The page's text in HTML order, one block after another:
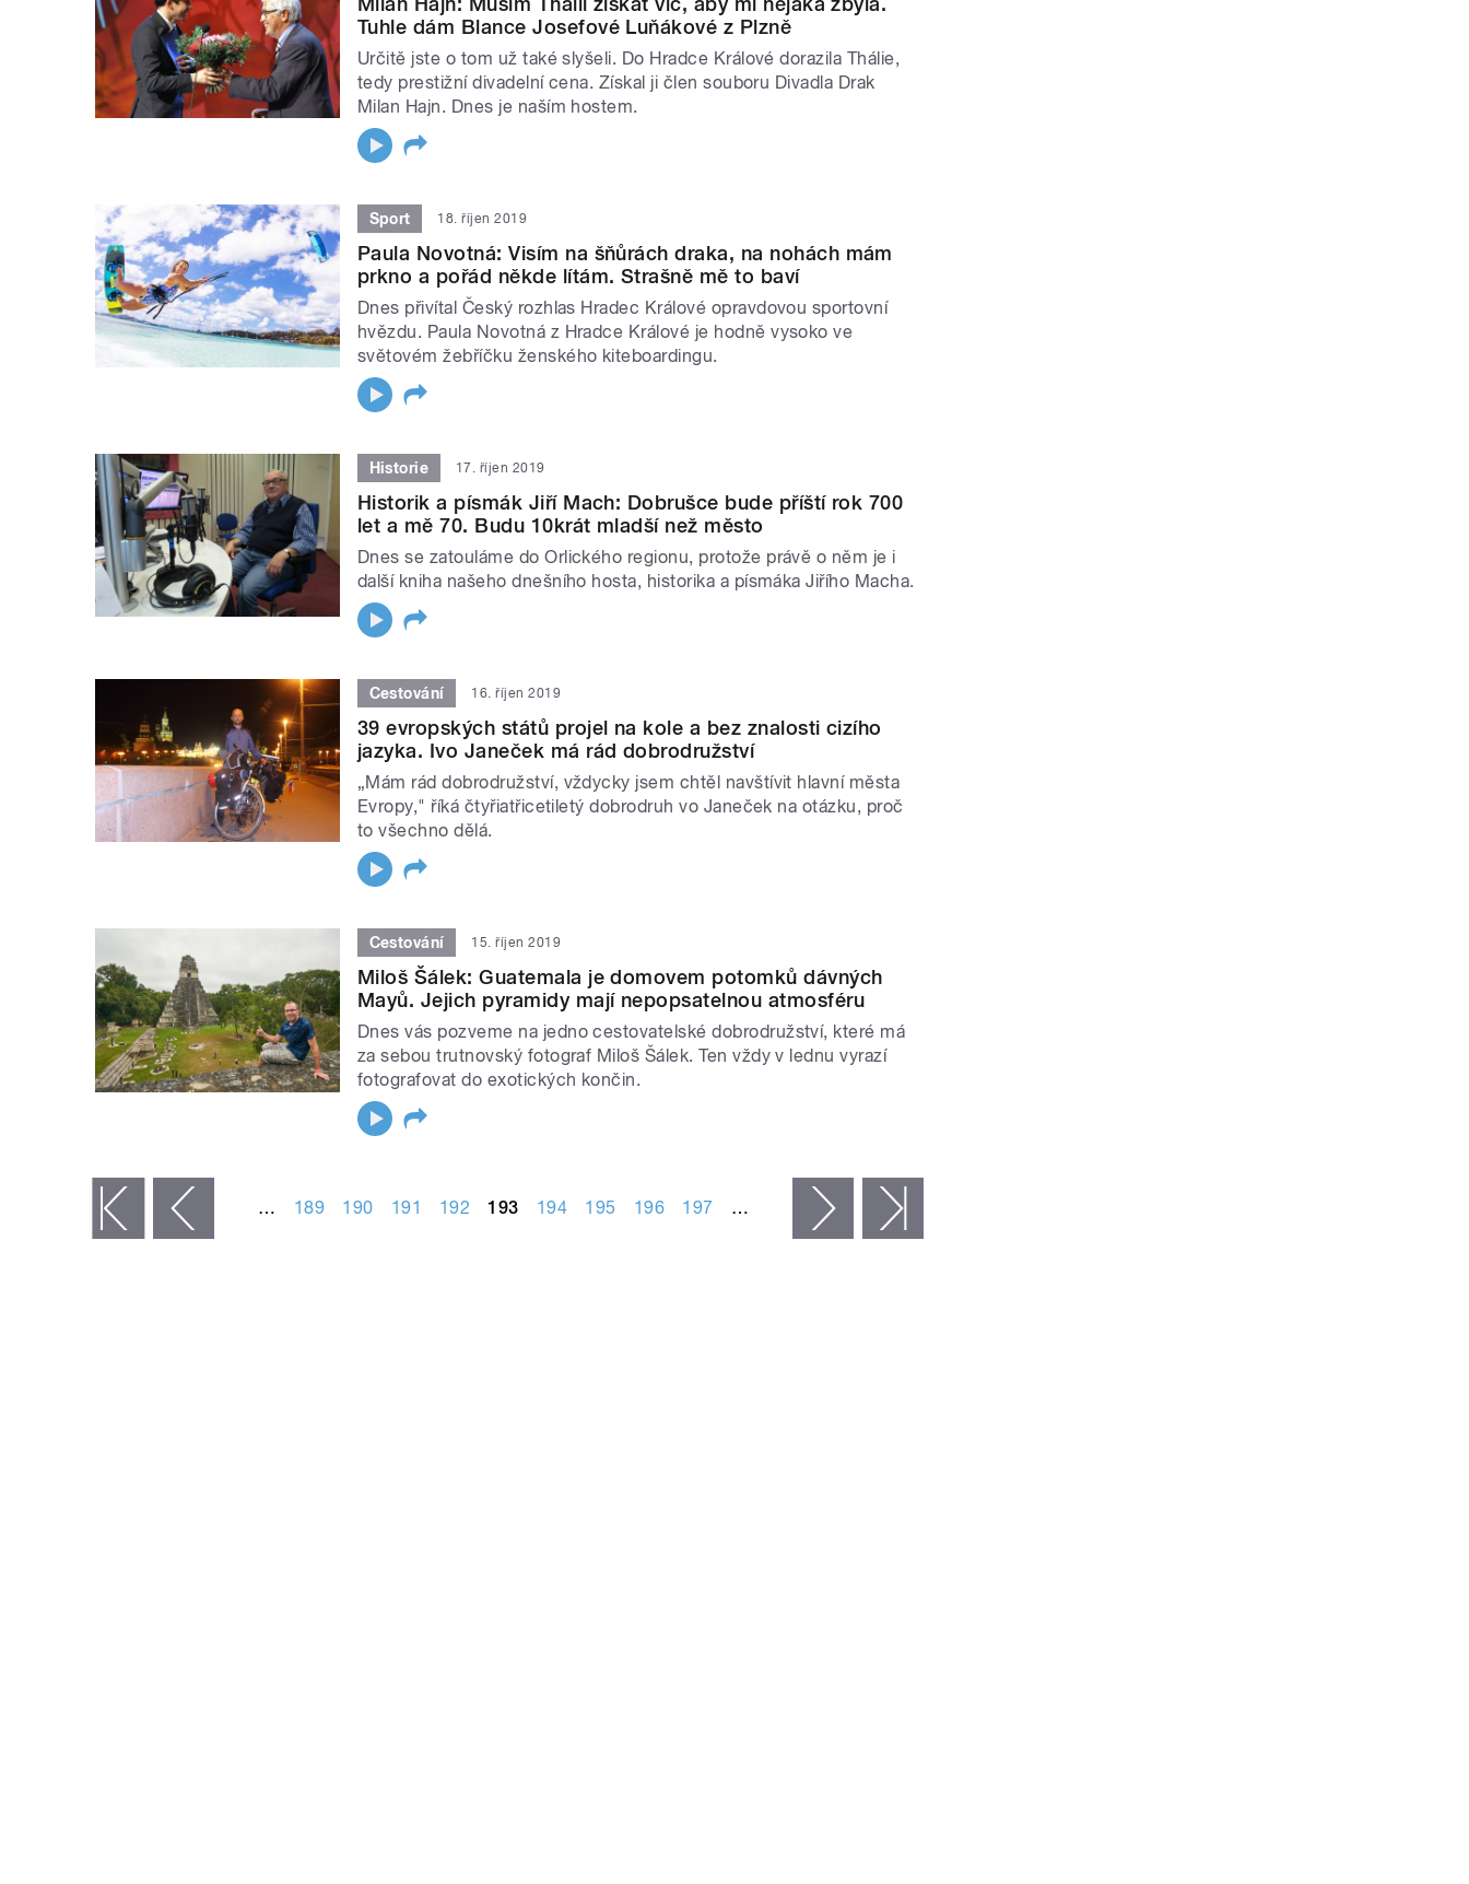
Tuhle dám Blance Josefové Luňákové z Plzně
Určitě jste o tom už také slyšeli. Do Hradce Králové dorazila Thálie,
tedy prestižní divadelní cena. Získal ji člen souboru Divadla Drak
Milan Hajn. Dnes je naším hostem.
Sport 18. říjen 2019
Paula Novotná: Visím na šňůrách draka, na nohách mám
prkno a pořád někde lítám. Strašně mě to baví
Dnes přivítal Český rozhlas Hradec Králové opravdovou sportovní
hvězdu. Paula Novotná z Hradce Králové je hodně vysoko ve
světovém žebříčku ženského kiteboardingu.
Historie 17. říjen 2019
Historik a písmák Jiří Mach: Dobrušce bude příští rok 700
let a mě 70. Budu 10krát mladší než město
Dnes se zatouláme do Orlického regionu, protože právě o něm je i
další kniha našeho dnešního hosta, historika a písmáka Jiřího Macha.
Cestování 16. říjen 2019
39 evropských států projel na kole a bez znalosti cizího
jazyka. Ivo Janeček má rád dobrodružství
„Mám rád dobrodružství, vždycky jsem chtěl navštívit hlavní města
Evropy," říká čtyřiatřicetiletý dobrodruh vo Janeček na otázku, proč
to všechno dělá.
Cestování 15. říjen 2019
Miloš Šálek: Guatemala je domovem potomků dávných
Mayů. Jejich pyramidy mají nepopsatelnou atmosféru
Dnes vás pozveme na jedno cestovatelské dobrodružství, které má
za sebou trutnovský fotograf Miloš Šálek. Ten vždy v lednu vyrazí
fotografovat do exotických končin.
‹ předchozí … 189 190 191 192 193 194 195 196 197 … následující ›